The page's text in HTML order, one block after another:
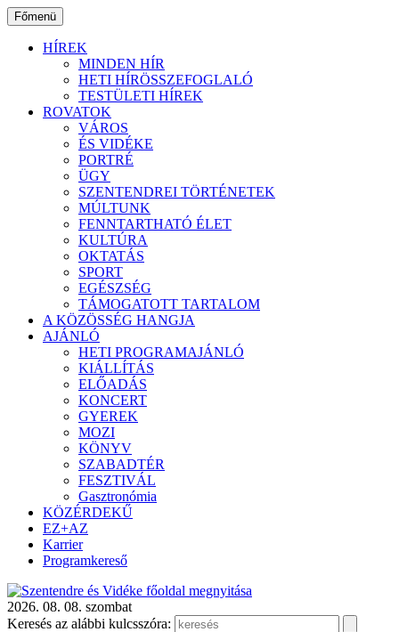
Ugrás
a
tartalomhoz
Főmenü
HÍREK
MINDEN HÍR
HETI HÍRÖSSZEFOGLALÓ
TESTÜLETI HÍREK
ROVATOK
VÁROS
ÉS VIDÉKE
PORTRÉ
ÜGY
SZENTENDREI TÖRTÉNETEK
MÚLTUNK
FENNTARTHATÓ ÉLET
KULTÚRA
OKTATÁS
SPORT
EGÉSZSÉG
TÁMOGATOTT TARTALOM
A KÖZÖSSÉG HANGJA
AJÁNLÓ
HETI PROGRAMAJÁNLÓ
KIÁLLÍTÁS
ELŐADÁS
KONCERT
GYEREK
MOZI
KÖNYV
SZABADTÉR
FESZTIVÁL
Gasztronómia
KÖZÉRDEKŰ
EZ+AZ
Karrier
Programkereső
2026. 08. 08. szombat
Keresés az alábbi kulcsszóra: